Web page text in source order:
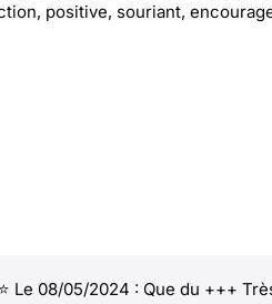
positive, souriant,
Le 08/05/2024 : Que du +++